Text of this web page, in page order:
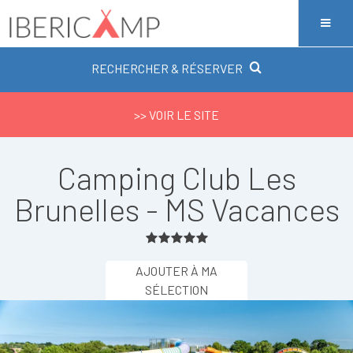
RECHERCHER & RÉSERVER
>> VOIR LE SITE
Camping Club Les
Brunelles - MS Vacances
AJOUTER À MA
SÉLECTION